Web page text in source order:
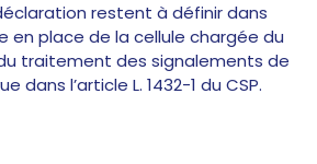
restent à définir dans
en place de la cellule chargée du
traitement des signalements de
l’article L. 1432-1 du CSP.